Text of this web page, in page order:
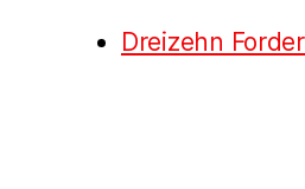
Dreizehn